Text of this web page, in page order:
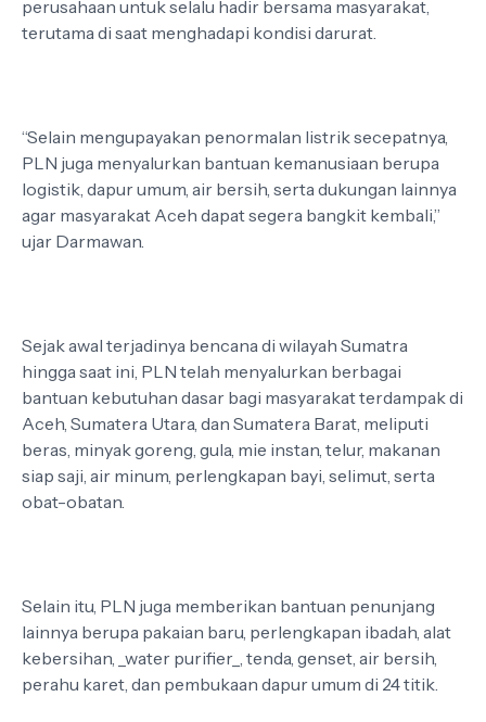
perusahaan untuk selalu hadir bersama masyarakat,
terutama di saat menghadapi kondisi darurat.
“Selain mengupayakan penormalan listrik secepatnya,
PLN juga menyalurkan bantuan kemanusiaan berupa
logistik, dapur umum, air bersih, serta dukungan lainnya
agar masyarakat Aceh dapat segera bangkit kembali,”
ujar Darmawan.
Sejak awal terjadinya bencana di wilayah Sumatra
hingga saat ini, PLN telah menyalurkan berbagai
bantuan kebutuhan dasar bagi masyarakat terdampak di
Aceh, Sumatera Utara, dan Sumatera Barat, meliputi
beras, minyak goreng, gula, mie instan, telur, makanan
siap saji, air minum, perlengkapan bayi, selimut, serta
obat-obatan.
Selain itu, PLN juga memberikan bantuan penunjang
lainnya berupa pakaian baru, perlengkapan ibadah, alat
kebersihan, _water purifier_, tenda, genset, air bersih,
perahu karet, dan pembukaan dapur umum di 24 titik.